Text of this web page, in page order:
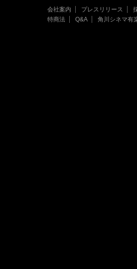
会社案内 プレスリリース
特商法
Q&A 角川シネマ有